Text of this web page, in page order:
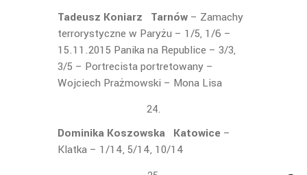
Tadeusz Koniarz Tarnów – Zamachy
terrorystyczne w Paryżu – 1/5, 1/6 –
15.11.2015 Panika na Republice – 3/3,
3/5 – Portrecista portretowany –
Wojciech Prażmowski – Mona Lisa
Dominika Koszowska Katowice –
Klatka – 1/14, 5/14, 10/14